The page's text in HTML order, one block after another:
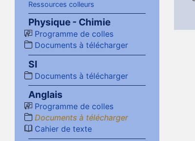
Ressources colleurs
Physique - Chimie
Programme de colles
Documents à télécharger
SI
Documents à télécharger
Anglais
Programme de colles
Documents à télécharger
Cahier de texte